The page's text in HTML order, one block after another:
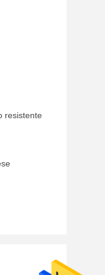
resistente